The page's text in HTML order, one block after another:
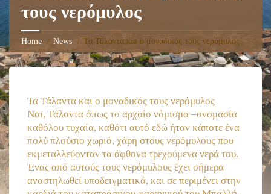
τους νερόμυλος
Home News Τα Τάλαντα και ο μοναδικός τους νερόμυλος
Τα Τάλαντα και ο μοναδικός τους νερόμυλος
Ναι, Τάλαντα όπως το αρχαίο νόμισμα –ονομασία
καθόλου τυχαία, καθότι αυτό εδώ ήταν κάποτε ένα
πολύ πλούσιο χωριό, χάρη στους νερόμυλους που
εκμεταλλεύονταν τα άφθονα τρεχούμενα νερά του.
Ένας από αυτούς τους νερόμυλους έχει σήμερα
αναστηλωθεί υποδειγματικά, και σε περιμένει στην